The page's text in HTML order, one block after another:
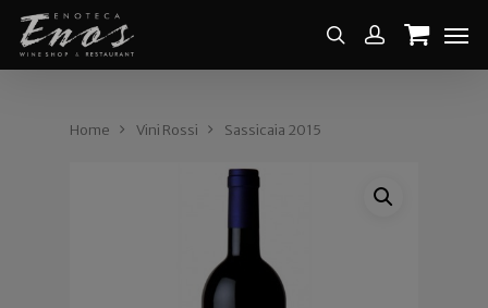
Home Vini Rossi Sassicaia 2015